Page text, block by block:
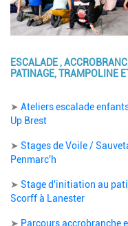
ESCALADE ,
PATINAGE, TRAMPOLINE
Description
➤ Ateliers escalade
Up Brest
➤ Stages de Voile /
Penmarc'h
➤ Stage d'initiation au
Scorff à Lanester
➤ Parcours accrobranche